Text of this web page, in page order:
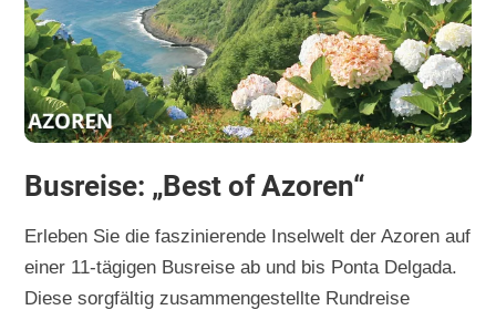
Busreise: „Best of Azoren“
Erleben Sie die faszinierende Inselwelt der Azoren auf
einer 11-tägigen Busreise ab und bis Ponta Delgada.
Diese sorgfältig zusammengestellte Rundreise